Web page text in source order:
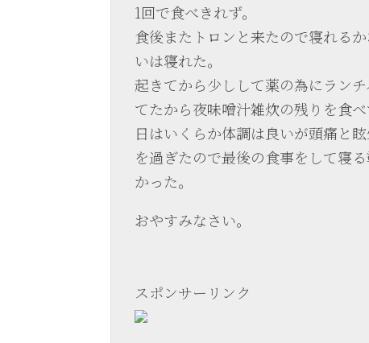
1回で食べきれず。
食後またトロンと来たので寝れる
いは寝れた。
起きてから少しして薬の為にラン
てたから夜味噌汁雑炊の残りを食
日はいくらか体調は良いが頭痛と
を過ぎたので最後の食事をして寝
かった。
おやすみなさい。
スポンサーリンク